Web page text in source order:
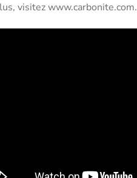
visitez www.carbonite.com.